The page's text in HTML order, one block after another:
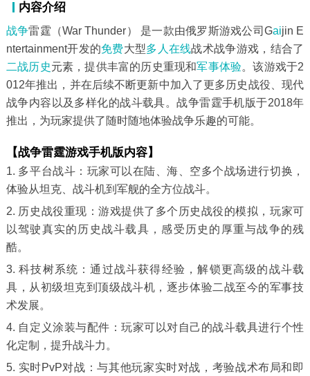
内容介绍
战争雷霆（War Thunder） 是一款由俄罗斯游戏公司Gaijin E
ntertainment开发的免费大型多人在线战术战争游戏，结合了
二战历史元素，提供丰富的历史重现和军事体验。该游戏于2
012年推出，并在后续不断更新中加入了更多历史战役、现代
战争内容以及多样化的战斗载具。战争雷霆手机版于2018年
推出，为玩家提供了随时随地体验战争乐趣的可能。
【战争雷霆游戏手机版内容】
1. 多平台战斗：玩家可以在陆、海、空多个战场进行切换，
体验从坦克、战斗机到军舰的全方位战斗。
2. 历史战役重现：游戏提供了多个历史战役的模拟，玩家可
以驾驶真实的历史战斗载具，感受历史的厚重与战争的残
酷。
3. 科技树系统：通过战斗获得经验，解锁更高级的战斗载
具，从初级坦克到顶级战斗机，逐步体验二战至今的军事技
术发展。
4. 自定义涂装与配件：玩家可以对自己的战斗载具进行个性
化定制，提升战斗力。
5. 实时PvP对战：与其他玩家实时对战，考验战术布局和即